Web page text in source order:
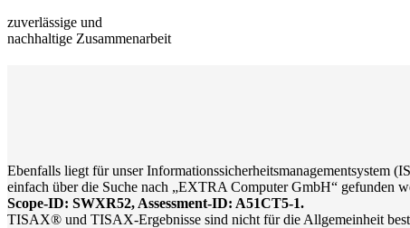
zuverlässige und
nachhaltige Zusammenarbeit
Ebenfalls liegt für unser
einfach über die Suche nach „EXTRA Computer GmbH“ gefunden
Scope-ID: SWXR52, Assessment-ID: A51CT5-1.
TISAX® und TISAX-Ergebnisse sind nicht für die Allgemeinheit